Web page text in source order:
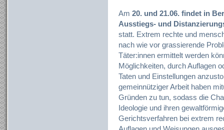
Am 20. und 21.06. findet in
Ausstiegs- und
statt. Extrem rechte und
nach wie vor grassierende
Täter:innen ermittelt werden
Möglichkeiten, durch Auflagen
Taten und Einstellungen
gemeinnütziger Arbeit haben
Gründen zu tun, sodass die
Ideologie und ihren
Gerichtsverfahren bei extrem